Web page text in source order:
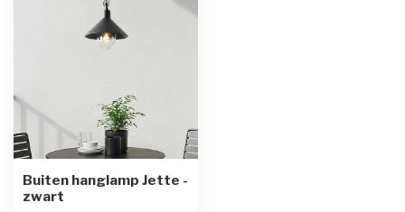
Buiten hanglamp Jette -
zwart